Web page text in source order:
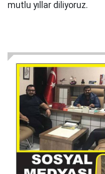
mutlu yıllar diliyoruz.